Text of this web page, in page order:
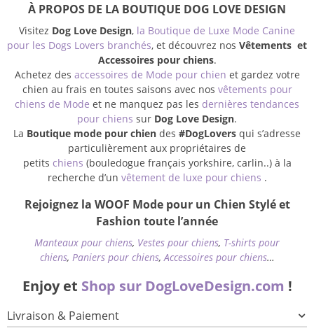
À PROPOS DE LA BOUTIQUE DOG LOVE DESIGN
Visitez Dog Love Design, la Boutique de Luxe Mode Canine
pour les Dogs Lovers branchés, et découvrez nos Vêtements et
Accessoires pour chiens.
Achetez des accessoires de Mode pour chien et gardez votre
chien au frais en toutes saisons avec nos vêtements pour
chiens de Mode et ne manquez pas les dernières tendances
pour chiens sur Dog Love Design.
La Boutique mode pour chien des #DogLovers qui s’adresse
particulièrement aux propriétaires de
petits chiens (bouledogue français yorkshire, carlin..) à la
recherche d’un vêtement de luxe pour chiens .
Rejoignez la WOOF Mode pour un Chien Stylé et
Fashion toute l’année
Manteaux pour chiens, Vestes pour chiens, T-shirts pour
chiens, Paniers pour chiens, Accessoires pour chiens…
Enjoy et Shop sur DogLoveDesign.com !
Livraison & Paiement